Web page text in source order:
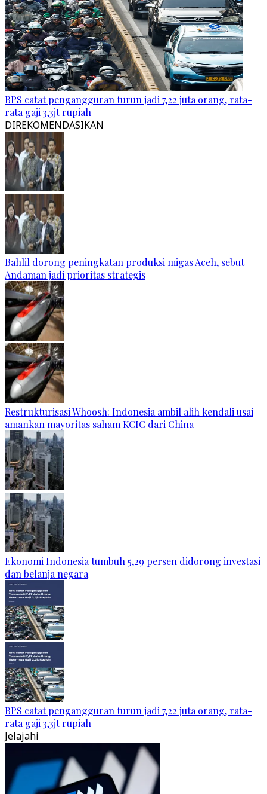
BPS catat pengangguran turun jadi 7,22 juta orang, rata-
rata gaji 3,3jt rupiah
DIREKOMENDASIKAN
Bahlil dorong peningkatan produksi migas Aceh, sebut
Andaman jadi prioritas strategis
Restrukturisasi Whoosh: Indonesia ambil alih kendali usai
amankan mayoritas saham KCIC dari China
Ekonomi Indonesia tumbuh 5,29 persen didorong investasi
dan belanja negara
BPS catat pengangguran turun jadi 7,22 juta orang, rata-
rata gaji 3,3jt rupiah
Jelajahi